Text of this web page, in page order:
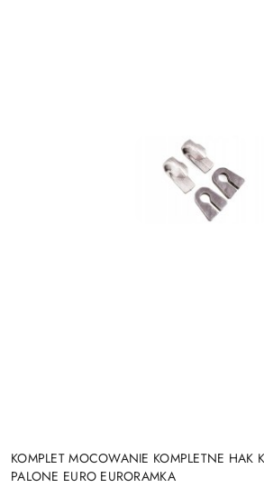
KOMPLET MOCOWANIE KOMPLETNE HAK
PALONE EURO EURORAMKA